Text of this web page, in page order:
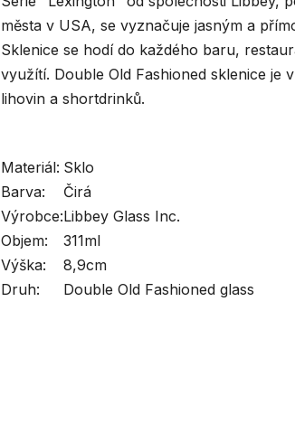
města v USA, se vyznačuje jasným a
Sklenice se hodí do každého baru,
využítí. Double Old Fashioned sklenice je
lihovin a shortdrinků.
Materiál: Sklo
Barva:
Čirá
Výrobce:Libbey Glass Inc.
Objem:
311ml
Výška:
8,9cm
Druh:
Double Old Fashioned glass